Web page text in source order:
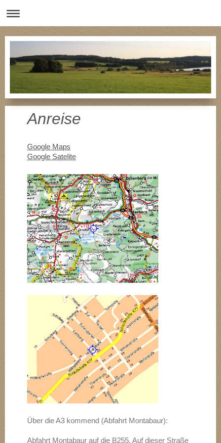
Anreise
Google Maps
Google Satelite
Über die A3 kommend (Abfahrt Montabaur):
Abfahrt Montabaur auf die B255. Auf dieser Straße